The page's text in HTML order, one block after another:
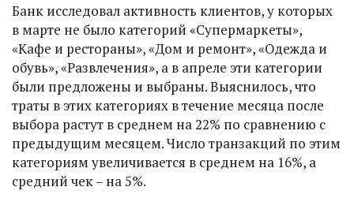
Банк исследовал активность клиентов, у которых
в марте не было категорий «Супермаркеты»,
«Кафе и рестораны», «Дом и ремонт», «Одежда и
обувь», «Развлечения», а в апреле эти категории
были предложены и выбраны. Выяснилось, что
траты в этих категориях в течение месяца после
выбора растут в среднем на 22% по сравнению с
предыдущим месяцем. Число транзакций по этим
категориям увеличивается в среднем на 16%, а
средний чек – на 5%.